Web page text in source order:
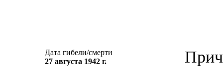
Дата гибели/смерти
27 августа 1942 г.